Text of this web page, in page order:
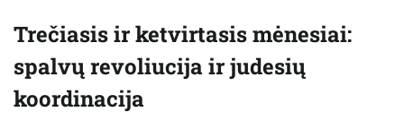
Trečiasis ir ketvirtasis mėnesiai:
spalvų revoliucija ir judesių
koordinacija